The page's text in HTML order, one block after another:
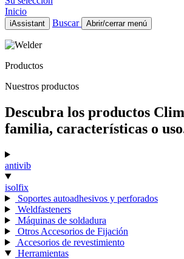
Inicio
iAssistant Buscar Abrir/cerrar menú
Inicio
Productos
Noticias
ES
Productos
Nuestros productos
Descubra los productos
familia, características o
antivib
isolfix
Soportes autoadhesivos y perforados
Weldfasteners
Máquinas de soldadura
Otros Accesorios de Fijación
Accesorios de revestimiento
Herramientas